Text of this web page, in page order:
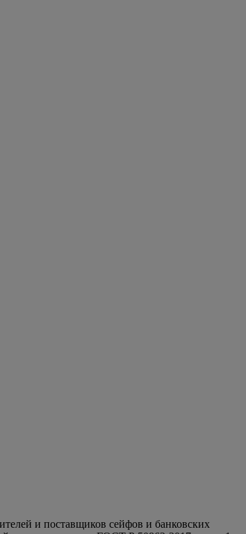
и поставщиков сейфов и банковских